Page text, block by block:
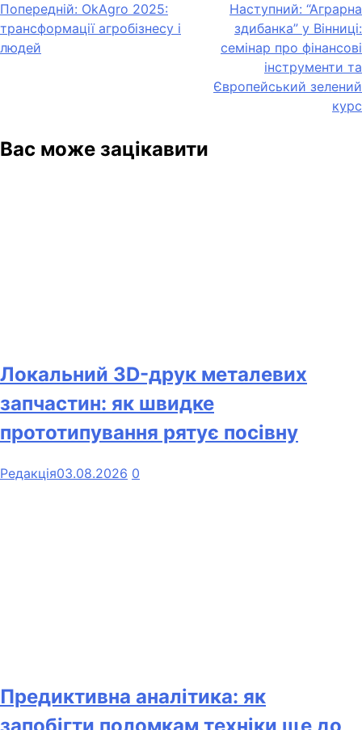
Навігація
записів
Попередній: OkAgro 2025:
трансформації агробізнесу і
людей
Наступний: “Аграрна
здибанка” у Вінниці:
семінар про фінансові
інструменти та
Європейський зелений
курс
Вас може зацікавити
Локальний 3D-друк металевих
запчастин: як швидке
прототипування рятує посівну
Редакція03.08.2026 0
Предиктивна аналітика: як